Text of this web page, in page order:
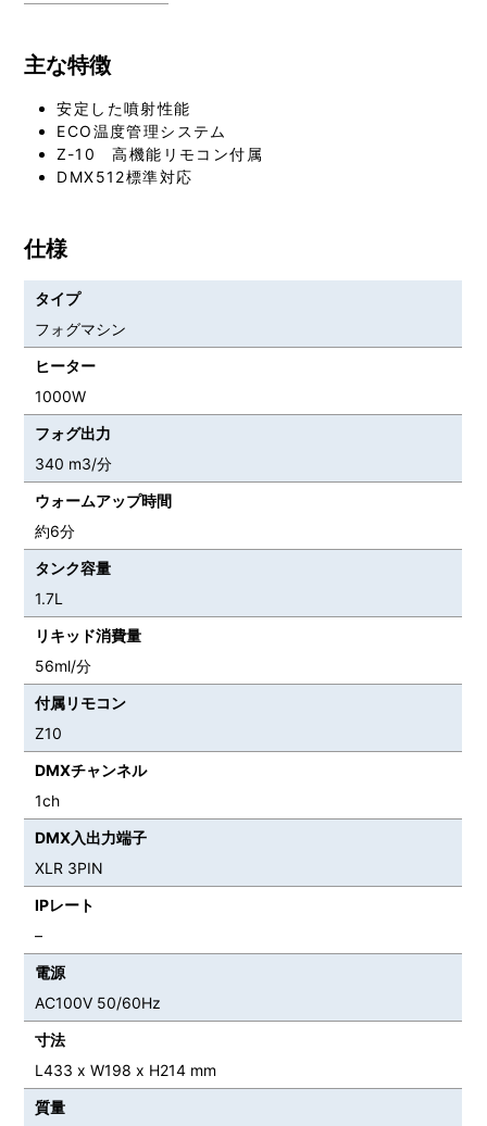
主な特徴
安定した噴射性能
ECO温度管理システム
Z-10 高機能リモコン付属
DMX512標準対応
仕様
タイプ
フォグマシン
ヒーター
1000W
フォグ出力
340 m3/分
ウォームアップ時間
約6分
タンク容量
1.7L
リキッド消費量
56ml/分
付属リモコン
Z10
DMXチャンネル
1ch
DMX入出力端子
XLR 3PIN
IPレート
–
電源
AC100V 50/60Hz
寸法
L433 x W198 x H214 mm
質量